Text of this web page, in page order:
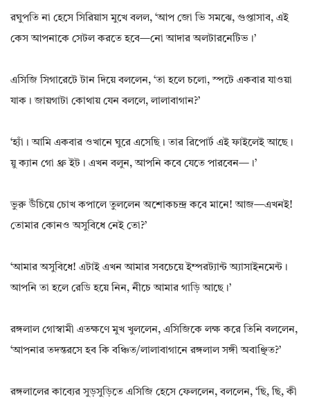
রঘুপতি না হেসে সিরিয়াস মুখে বলল, ‘আপ জো ভি সমঝে, গুপ্তাসাব, এই
কেস আপনাকে সেটল করতে হবে—নো আদার অলটারনেটিভ।’
এসিজি সিগারেটে টান দিয়ে বললেন, ‘তা হলে চলো, স্পটে একবার যাওয়া
যাক। জায়গাটা কোথায় যেন বললে, লালাবাগান?’
‘হ্যাঁ। আমি একবার ওখানে ঘুরে এসেছি। তার রিপোর্ট এই ফাইলেই আছে।
য়ু ক্যান গো থ্রু ইট। এখন বলুন, আপনি কবে যেতে পারবেন—।’
ভুরু উঁচিয়ে চোখ কপালে তুললেন অশোকচন্দ্র কবে মানে! আজ—এখনই!
তোমার কোনও অসুবিধে নেই তো?’
‘আমার অসুবিধে! এটাই এখন আমার সবচেয়ে ইম্পরট্যান্ট অ্যাসাইনমেন্ট।
আপনি তা হলে রেডি হয়ে নিন, নীচে আমার গাড়ি আছে।’
রঙ্গলাল গোস্বামী এতক্ষণে মুখ খুললেন, এসিজিকে লক্ষ করে তিনি বললেন,
‘আপনার তদন্তরসে হব কি বঞ্চিত/লালাবাগানে রঙ্গলাল সঙ্গী অবাঞ্ছিত?’
রঙ্গলালের কাব্যের সুড়সুড়িতে এসিজি হেসে ফেললেন, বললেন, ‘ছি, ছি, কী